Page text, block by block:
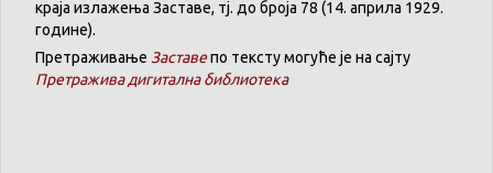
краја излажења Заставе, тј. до броја 78 (14. априла 1929.
године).
Претраживање Заставепо тексту могуће је на сајту
Претражива дигитална библиотека